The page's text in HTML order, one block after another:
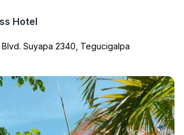
Hotel
Suyapa 2340, Tegucigalpa